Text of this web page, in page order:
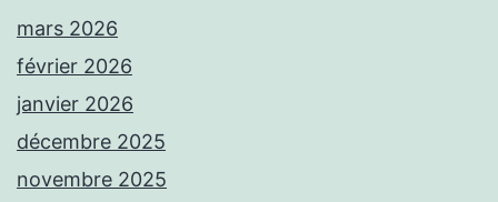
mars 2026
février 2026
janvier 2026
décembre 2025
novembre 2025